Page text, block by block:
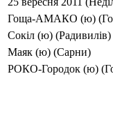
Гоща-АМАКО (ю)
Сокіл (ю) (Радивилів)
Маяк (ю) (Сарни)
РОКО-Городок (ю)